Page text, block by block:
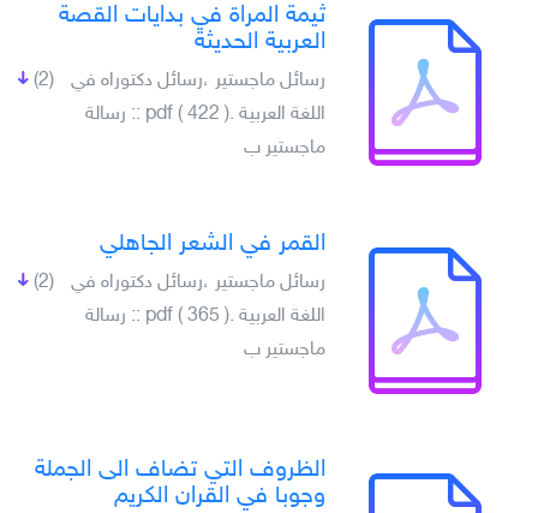
ثيمة المراة في بدايات القصة
العربية الحديثة
(2)
رسائل ماجستير ،رسائل دكتوراه في
اللغة العربية .pdf ( 422 ) :: رسالة
ماجستير ب
القمر في الشعر الجاهلي
(2)
رسائل ماجستير ،رسائل دكتوراه في
اللغة العربية .pdf ( 365 ) :: رسالة
ماجستير ب
الظروف التي تضاف الى الجملة
وجوبا في القران الكريم